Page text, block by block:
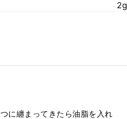
2g
に纏まってきたら油脂を入れ